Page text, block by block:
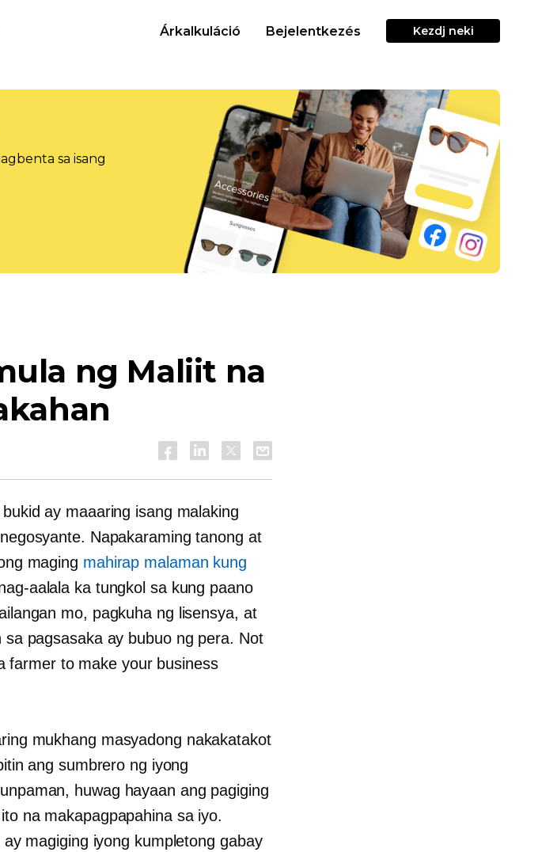
Árkalkuláció Bejelentkezés Kezdj neki
sa isang
ng Maliit na
ay maaaring isang malaking
Napakaraming tanong at
maging mahirap malaman kung
aalala ka tungkol sa kung paano
mo, pagkuha ng lisensya, at
pagsasaka ay bubuo ng pera. Not
farmer to make your business
mukhang masyadong nakakatakot
ang sumbrero ng iyong
huwag hayaan ang pagiging
na makapagpapahina sa iyo.
magiging iyong kumpletong gabay